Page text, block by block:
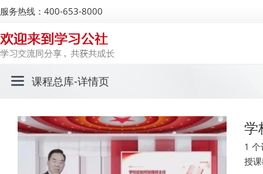
服务热线：400-653-8000
课程总库-详情页
学
1
授